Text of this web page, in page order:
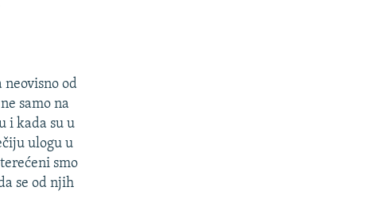
od
samo na
i kada su u
ulogu u
smo
se od njih